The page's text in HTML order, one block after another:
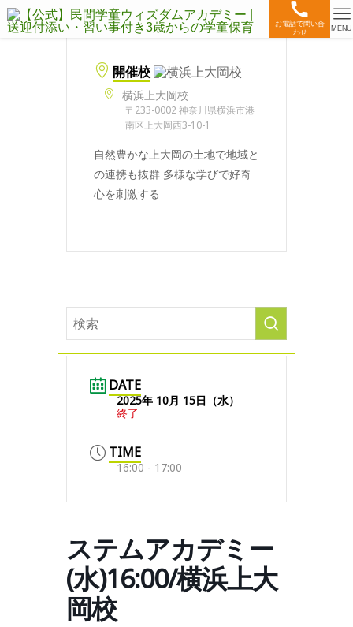
お電話で問い合
わせ
MENU
開催校
横浜上大岡校
〒233-0002 神奈川県横浜市港
南区上大岡西3-10-1
自然豊かな上大岡の土地で地域と
の連携も抜群 多様な学びで好奇
心を刺激する
DATE
2025年 10月 15日（水）
終了
TIME
16:00 - 17:00
ステムアカデミー
(水)16:00/横浜上大
岡校